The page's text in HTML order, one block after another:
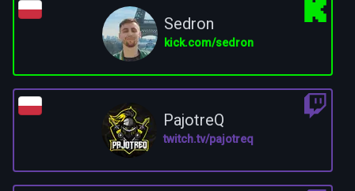
Sedron
kick.com/sedron
PajotreQ
twitch.tv/pajotreq